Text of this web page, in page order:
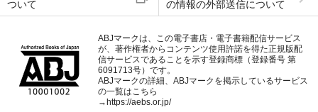
ついて
の情報の外部送信について
ABJマークは、この電子書店・電子書籍配信サービス
が、著作権者からコンテンツ使用許諾を得た正規版配
信サービスであることを示す登録商標（登録番号 第
6091713号）です。
ABJマークの詳細、ABJマークを掲示しているサービス
の一覧はこちら
→https://aebs.or.jp/